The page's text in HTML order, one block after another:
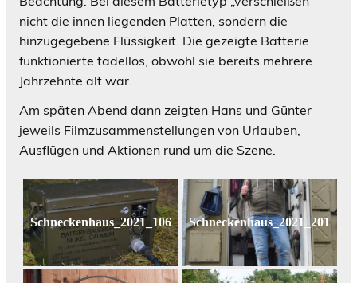
nicht die innen liegenden Platten, sondern die
hinzugegebene Flüssigkeit. Die gezeigte Batterie
funktionierte tadellos, obwohl sie bereits mehrere
Jahrzehnte alt war.
Am späten Abend dann zeigten Hans und Günter
jeweils Filmzusammenstellungen von Urlauben,
Ausflügen und Aktionen rund um die Szene.
Schneckenhaus_2021_106 Schneckenhaus_2021_201